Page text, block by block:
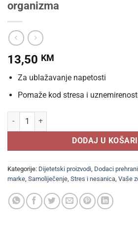
organizma
13,50 KM
Za ublažavanje napetosti
Pomaže kod stresa i
BELUPO BELMIRAN® DAN tablete a
DODAJ U
Kategorije: Dijetetski proizvodi Dodaci prehrani
marke Samoliječenje Stres i nesanica Vaše